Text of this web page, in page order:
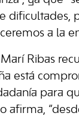
dificultades,
a la
Ribas
está
para
afirma,